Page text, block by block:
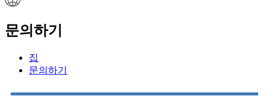
문의하기
집
문의하기